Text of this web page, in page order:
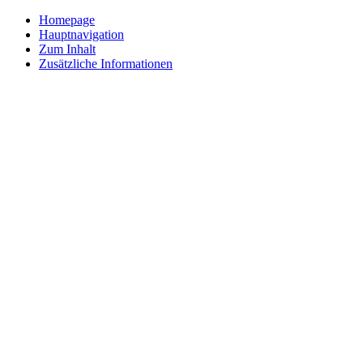
Homepage
Hauptnavigation
Zum Inhalt
Zusätzliche Informationen